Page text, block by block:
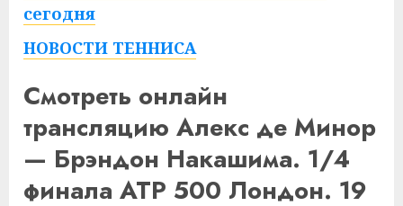
сегодня
НОВОСТИ ТЕННИСА
Смотреть онлайн
трансляцию Алекс де Минор
— Брэндон Накашима. 1/4
финала ATP 500 Лондон. 19